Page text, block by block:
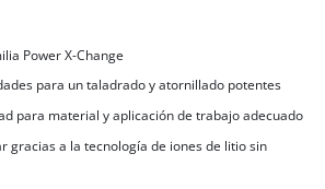
Power X-Change
para un taladrado y atornillado potentes
para material y aplicación de trabajo adecuado
gracias a la tecnología de iones de litio sin